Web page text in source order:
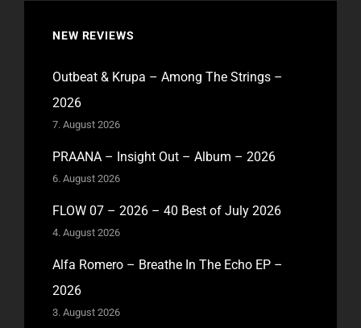
NEW REVIEWS
Outbeat & Krupa – Among The Strings –
2026
7. August 2026
PRAANA – Insight Out – Album – 2026
6. August 2026
FLOW 07 – 2026 – 40 Best of July 2026
4. August 2026
Alfa Romero – Breathe In The Echo EP –
2026
3. August 2026